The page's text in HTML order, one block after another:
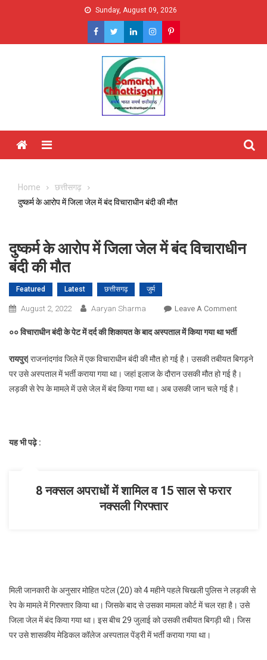
Sunday, August 09, 2026
Menu
Home
छत्तीसगढ़
दुष्कर्म के आरोप में जिला जेल में बंद विचाराधीन बंदी की मौत
दुष्कर्म के आरोप में जिला जेल में बंद विचाराधीन
बंदी की मौत
Featured Latest छत्तीसगढ़ जुर्म
August 2, 2022 Aaryan Sharma Leave A CommentOn
में
जिला
जेल
०० विचाराधीन बंदी के पेट में दर्द की शिकायत के बाद अस्पताल में किया गया था भर्ती
रायपुर| राजनांदगांव जिले में एक विचाराधीन बंदी की मौत हो गई है। उसकी तबीयत बिगड़ने
पर उसे अस्पताल में भर्ती कराया गया था। जहां इलाज के दौरान उसकी मौत हो गई है।
लड़की से रेप के मामले में उसे जेल में बंद किया गया था। अब उसकी जान चले गई है।
यह भी पढ़े :
8 नक्सल अपराधों में शामिल व 15 साल से फरार
नक्सली गिरफ्तार
मिली जानकारी के अनुसार मोहित पटेल (20) को 4 महीने पहले चिखली पुलिस ने लड़की से
रेप के मामले में गिरफ्तार किया था। जिसके बाद से उसका मामला कोर्ट में चल रहा है। उसे
जिला जेल में बंद किया गया था। इस बीच 29 जुलाई को उसकी तबीयत बिगड़ी थी। जिस
पर उसे शासकीय मेडिकल कॉलेज अस्पताल पेंड्री में भर्ती कराया गया था।